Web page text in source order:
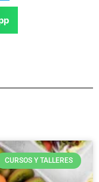
CURSOS Y TALLERES